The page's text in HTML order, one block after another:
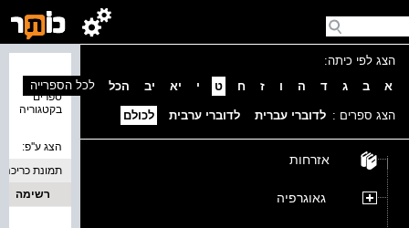
הצג לפי כיתה:
א
ב ג ד ה ו ז ח ט י יא יב הכל
הצג ספרים : לדוברי עברית לדוברי ערבית לכולם
אזרחות
גאוגרפיה
ספרים
בקטגוריה
לכל הספרייה
הצג ע''פ:
תמונת כריכה
רשימה